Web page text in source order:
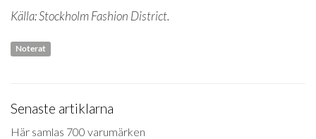
Källa: Stockholm Fashion District.
Noterat
Senaste artiklarna
Här samlas 700 varumärken